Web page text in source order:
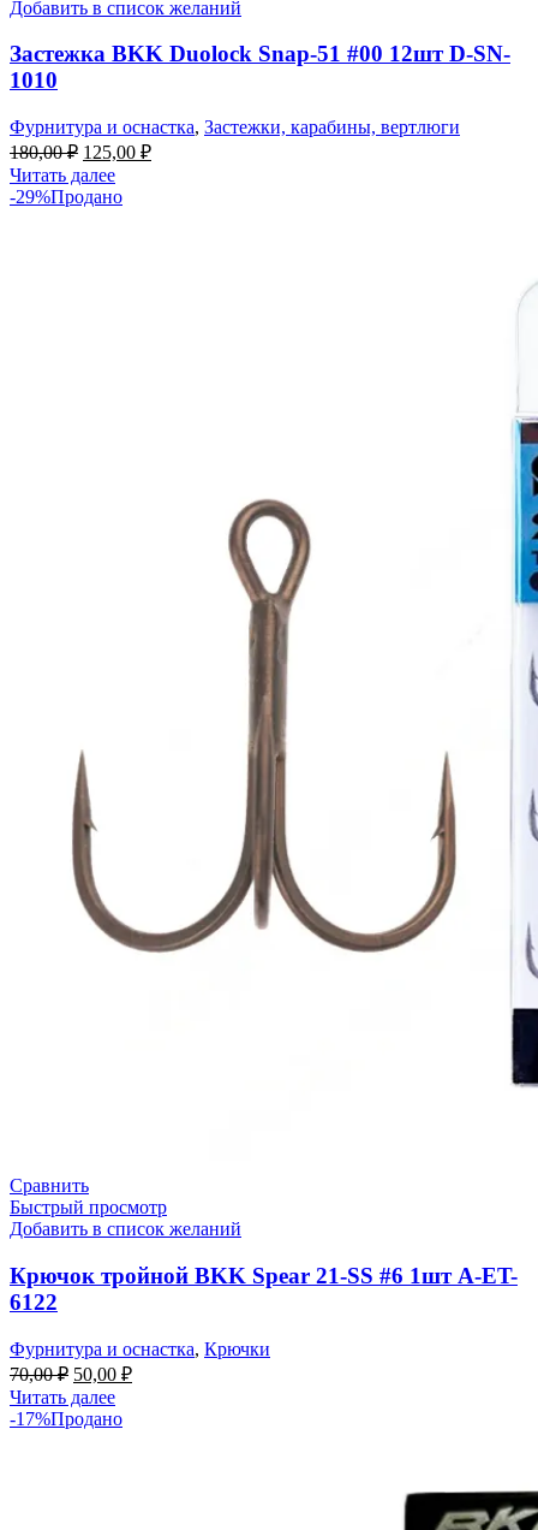
Добавить в список желаний
Застежка BKK Duolock Snap-51 #00 12шт D-SN-
1010
Фурнитура и оснастка, Застежки, карабины, вертлюги
180,00₽ 125,00 ₽
Читать далее
-29%Продано
Сравнить
Быстрый просмотр
Добавить в список желаний
Крючок тройной BKK Spear 21-SS #6 1шт A-ET-
6122
Фурнитура и оснастка, Крючки
70,00₽ 50,00 ₽
Читать далее
-17%Продано